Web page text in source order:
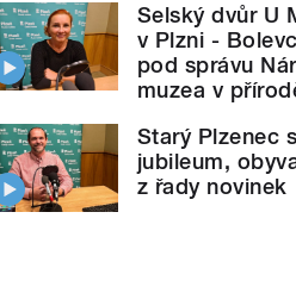
Selský dvůr U
v Plzni -
pod správu
muzea v
Starý Plzenec
jubileum,
z řady novinek